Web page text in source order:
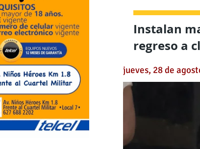
Instalan
regreso a
jueves, 28 de